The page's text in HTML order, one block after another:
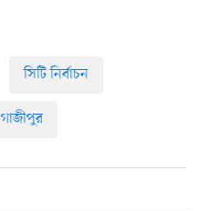
সিটি নির্বাচন
গাজীপুর